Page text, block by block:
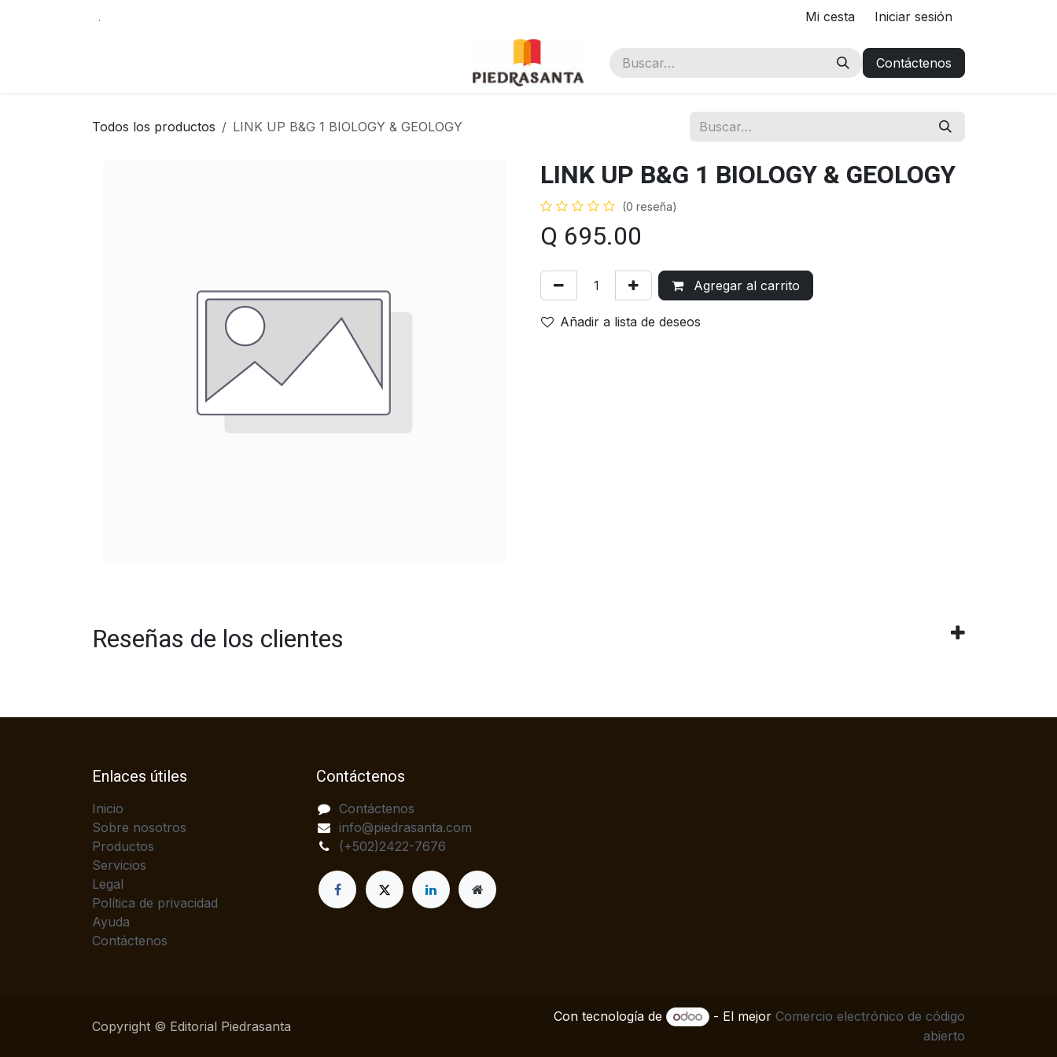
. Mi cesta Iniciar sesión
Contáctenos
Todos los productos LINK UP B&G 1 BIOLOGY & GEOLOGY
LINK UP B&G 1 BIOLOGY & GEOLOGY
(0 reseña)
Q 695.00
Agregar al carrito
Añadir a lista de deseos
Reseñas de los clientes
Enlaces útiles
Inicio
Sobre nosotros
Productos
Servicios
Legal
Política de privacidad
Ayuda
Contáctenos
Contáctenos
Contáctenos
info@piedrasanta.com
(+502)2422-7676
Copyright © Editorial Piedrasanta
Con tecnología de - El mejor Comercio electrónico de código
abierto